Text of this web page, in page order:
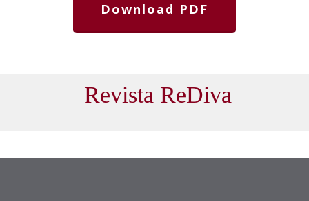
Download PDF
Revista ReDiva